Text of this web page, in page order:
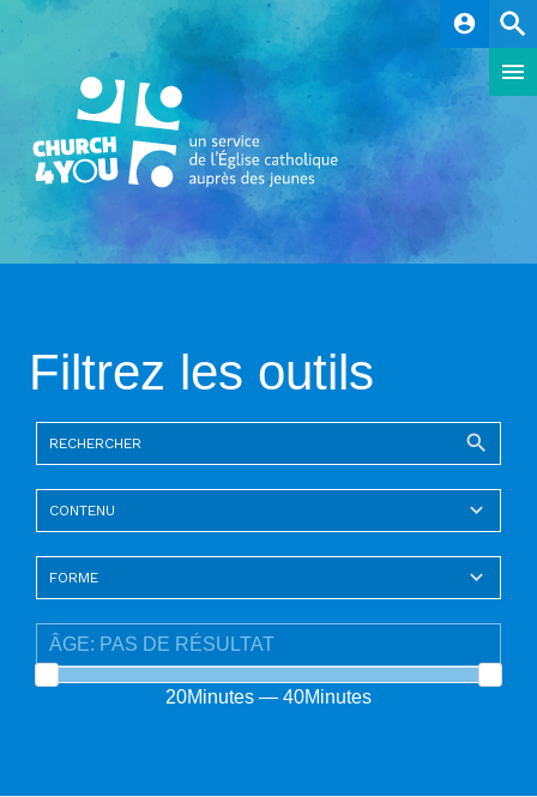
account_circle
Filtrez les outils
20Minutes — 40Minutes